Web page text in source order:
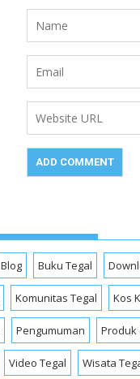
Blog Buku Tegal
Komunitas Tegal Kos
Pengumuman Produk
Video Tegal Wisata